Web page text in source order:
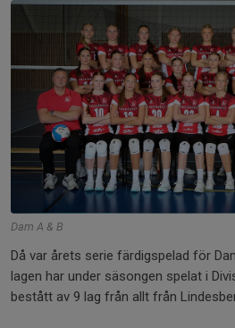
Dam A & B
Då var årets serie färdigspelad för
lagen har under säsongen spelat i
bestått av 9 lag från allt från